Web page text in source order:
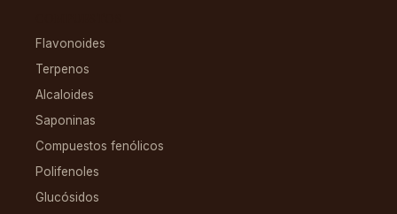
Flavonoides
Terpenos
Alcaloides
Saponinas
Compuestos fenólicos
Polifenoles
Glucósidos